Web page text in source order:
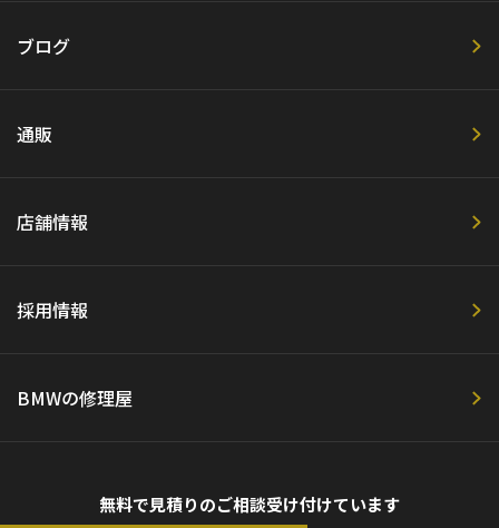
ブログ
通販
店舗情報
採用情報
BMWの修理屋
無料で見積りのご相談受け付けています